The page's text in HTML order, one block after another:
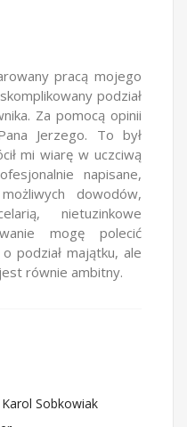
pracą mojego
podział
Za pomocą opinii
Jerzego. To był
mi wiarę w uczciwą
napisane,
dowodów,
nietuzinkowe
mogę polecić
podział majątku, ale
równie ambitny.
Sobkowiak